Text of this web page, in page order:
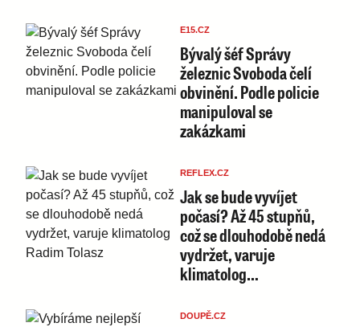
E15.CZ
Bývalý šéf Správy
železnic Svoboda čelí
obvinění. Podle policie
manipuloval se
zakázkami
REFLEX.CZ
Jak se bude vyvíjet
počasí? Až 45 stupňů,
což se dlouhodobě nedá
vydržet, varuje
klimatolog…
DOUPĚ.CZ